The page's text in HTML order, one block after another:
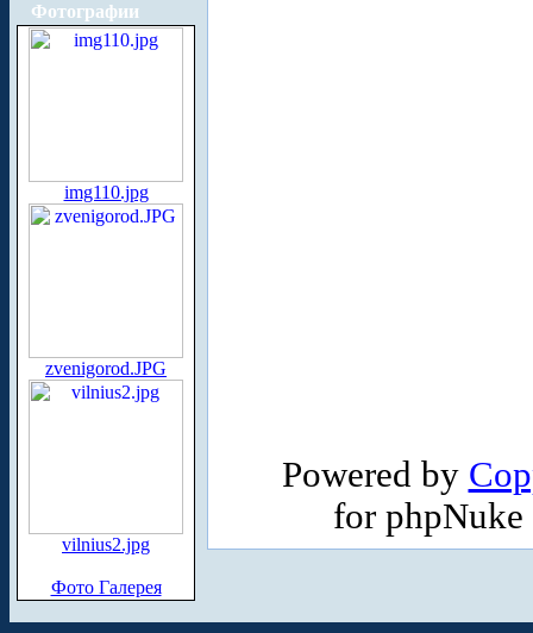
Фотографии
img110.jpg
zvenigorod.JPG
vilnius2.jpg
Фото Галерея
Powered by
for